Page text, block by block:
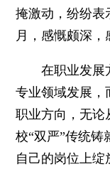
掩激动，纷纷表
月，感慨颇深，
在职业发展
专业领域发展，
职业方向，无论
校“双严”传统铸
自己的岗位上绽